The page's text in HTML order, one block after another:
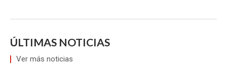
ÚLTIMAS NOTICIAS
Ver más noticias